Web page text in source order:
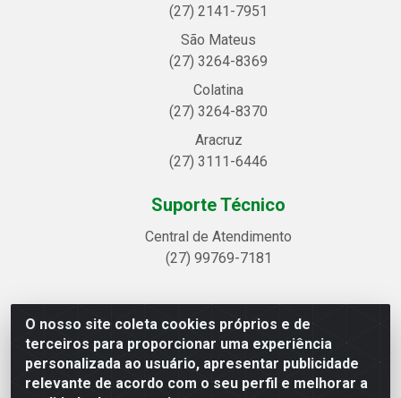
O nosso site coleta cookies próprios e de
terceiros para proporcionar uma experiência
personalizada ao usuário, apresentar publicidade
relevante de acordo com o seu perfil e melhorar a
(27) 2141-7951
São Mateus
(27) 3264-8369
Colatina
(27) 3264-8370
Aracruz
(27) 3111-6446
Suporte Técnico
Central de Atendimento
(27) 99769-7181
Linhavix Distribuidora LTDA - Avenida Alegre, 2521 -
Quadra314 Lote 05 e 07 - Shell, Linhares/ES - CEP 29.901-605
- CNPJ 20.857.514/0001-75